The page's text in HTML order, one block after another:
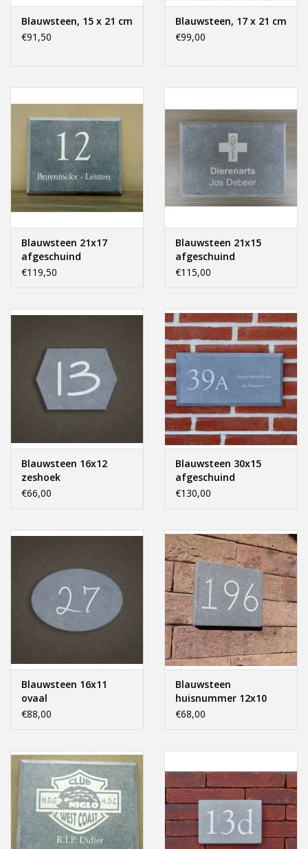
Blauwsteen, 15 x 21 cm
€91,50
Blauwsteen, 17 x 21 cm
€99,00
Blauwsteen 21x17
afgeschuind
€119,50
Blauwsteen 21x15
afgeschuind
€115,00
Blauwsteen 16x12
zeshoek
€66,00
Blauwsteen 30x15
afgeschuind
€130,00
Blauwsteen 16x11
ovaal
€88,00
Blauwsteen
huisnummer 12x10
€68,00